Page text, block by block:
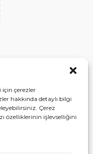
çerezler
hakkında detaylı bilgi
Çerez
özelliklerinin işlevselliğini